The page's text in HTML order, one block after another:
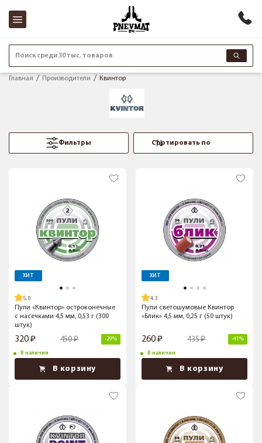
Поиск среди 30 тыс. товаров
Главная Производители Квинтор
Фильтры
ХИТ
5.0
Пули «Квинтор» остроконечные
с насечками 4,5 мм, 0,53 г (300
штук)
320 450 -29%
В наличии
В корзину
ХИТ
4.3
Пули светошумовые Квинтор
«Блик» 4,5 мм, 0,25 г (50 штук)
260 435 -41%
В наличии
В корзину